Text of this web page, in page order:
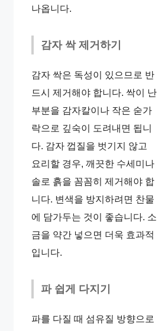
나옵니다.
감자 싹 제거하기
감자 싹은 독성이 있으므로 반
드시 제거해야 합니다. 싹이 난
부분을 감자칼이나 작은 숟가
락으로 깊숙이 도려내면 됩니
다. 감자 껍질을 벗기지 않고
요리할 경우, 깨끗한 수세미나
솔로 흙을 꼼꼼히 제거해야 합
니다. 변색을 방지하려면 찬물
에 담가두는 것이 좋습니다. 소
금을 약간 넣으면 더욱 효과적
입니다.
파 쉽게 다지기
파를 다질 때 섬유질 방향으로